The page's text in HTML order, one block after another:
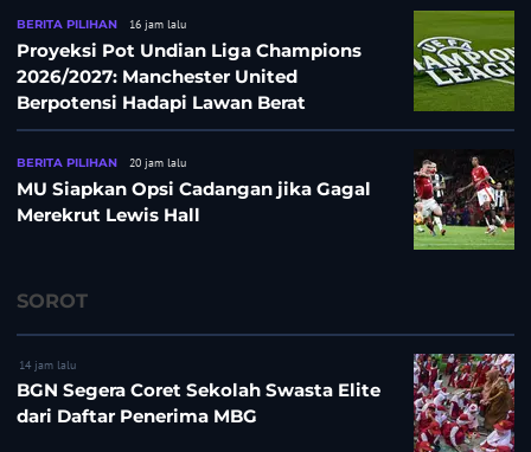
BERITA PILIHAN 16 jam lalu
Proyeksi Pot Undian Liga Champions
2026/2027: Manchester United
Berpotensi Hadapi Lawan Berat
BERITA PILIHAN 20 jam lalu
MU Siapkan Opsi Cadangan jika Gagal
Merekrut Lewis Hall
SOROT
14 jam lalu
BGN Segera Coret Sekolah Swasta Elite
dari Daftar Penerima MBG